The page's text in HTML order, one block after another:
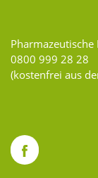
Pharmazeutische
0800 999 28 28
(kostenfrei aus